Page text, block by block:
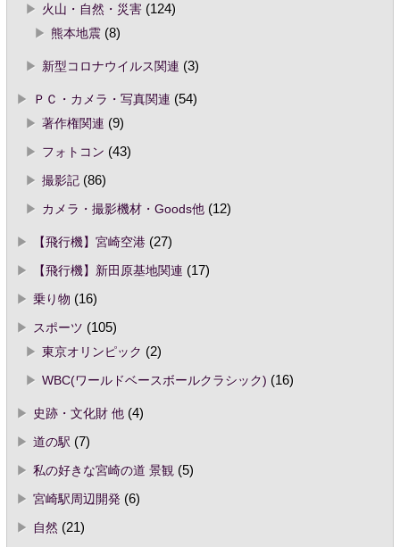
火山・自然・災害(124)
熊本地震(8)
新型コロナウイルス関連 (3)
ＰＣ・カメラ・写真関連 (54)
著作権関連 (9)
フォトコン (43)
撮影記(86)
カメラ・撮影機材・Goods他(12)
【飛行機】宮崎空港(27)
【飛行機】新田原基地関連 (17)
乗り物 (16)
スポーツ (105)
東京オリンピック (2)
WBC(ワールドベースボールクラシック) (16)
史跡・文化財 他(4)
道の駅 (7)
私の好きな宮崎の道 景観 (5)
宮崎駅周辺開発(6)
自然 (21)